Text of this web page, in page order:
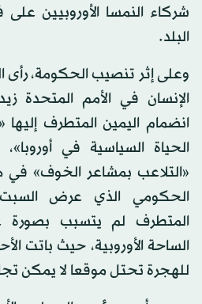
شركاء النمسا الأوروبيين
البلد.
وعلى إثر تنصيب الحكومة،
الإنسان في الأمم المتحدة
انضمام اليمين المتطرف
الحياة السياسية في
«التلاعب بمشاعر الخوف» في
الحكومي الذي عرض السبت
المتطرف لم يتسبب بصورة
الساحة الأوروبية، حيث باتت
للهجرة تحتل موقعا لا يمكن